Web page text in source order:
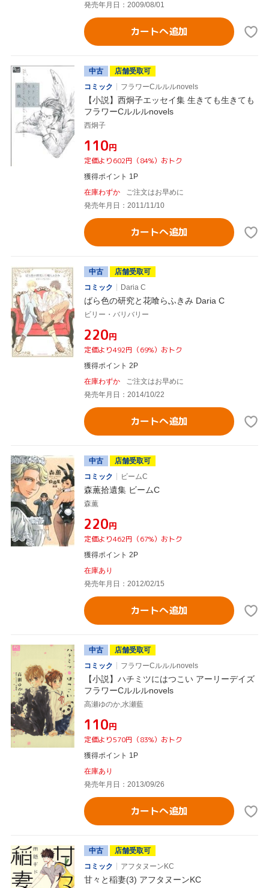
発売年月日：2009/08/01
カートへ追加
中古
店舗受取可
コミック
フラワーCルルルnovels
【小説】西炯子エッセイ集 生きても生きても
フラワーCルルルnovels
西炯子
¥110円
定価より602円（84%）おトク
獲得ポイント 1P
在庫わずか
ご注文はお早めに
発売年月日：2011/11/10
カートへ追加
中古
店舗受取可
コミック
Daria C
ばら色の研究と花喰らふきみ Daria C
ビリー・バリバリー
¥220円
定価より492円（69%）おトク
獲得ポイント 2P
在庫わずか
ご注文はお早めに
発売年月日：2014/10/22
カートへ追加
中古
店舗受取可
コミック
ビームC
森薫拾遺集 ビームC
森薫
¥220円
定価より462円（67%）おトク
獲得ポイント 2P
在庫あり
発売年月日：2012/02/15
カートへ追加
中古
店舗受取可
コミック
フラワーCルルルnovels
【小説】ハチミツにはつこい アーリーデイズ
フラワーCルルルnovels
高瀬ゆのか,水瀬藍
¥110円
定価より570円（83%）おトク
獲得ポイント 1P
在庫あり
発売年月日：2013/09/26
カートへ追加
中古
店舗受取可
コミック
アフタヌーンKC
甘々と稲妻(3) アフタヌーンKC